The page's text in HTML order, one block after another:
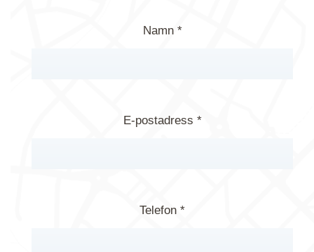
Namn *
E-postadress *
Telefon *